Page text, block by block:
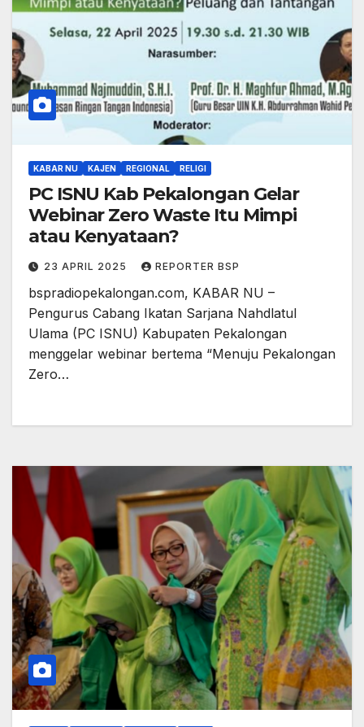
KABAR NU KAJEN REGIONAL RELIGI
PC ISNU Kab Pekalongan Gelar
Webinar Zero Waste Itu Mimpi
atau Kenyataan?
23 APRIL 2025 REPORTER BSP
bspradiopekalongan.com, KABAR NU –
Pengurus Cabang Ikatan Sarjana Nahdlatul
Ulama (PC ISNU) Kabupaten Pekalongan
menggelar webinar bertema “Menuju Pekalongan
Zero…